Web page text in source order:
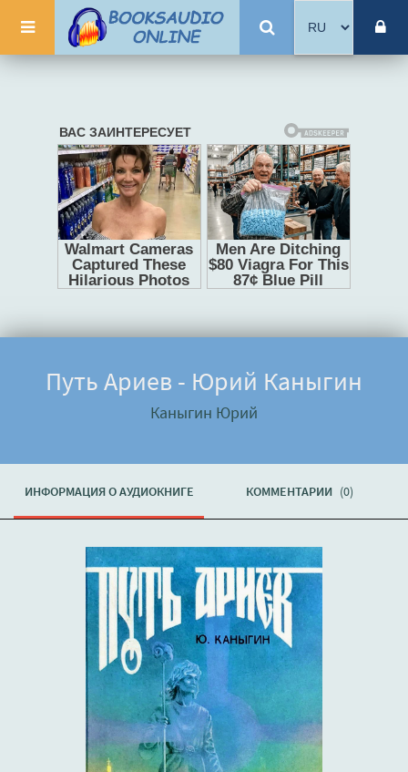
Путь Ариев - Юрий Каныгин
Каныгин Юрий
ИНФОРМАЦИЯ О АУДИОКНИГЕ КОММЕНТАРИИ (0)